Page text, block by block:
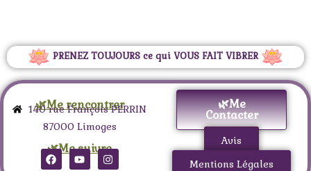
PRENEZ TOUJOURS ce qui VOUS FAIT VIBRER
🌿Me rencontrer
140 rue François PERRIN
87000 Limoges
🌿Me
Contacter
🌿Me suivre
Avis
Mentions Légales